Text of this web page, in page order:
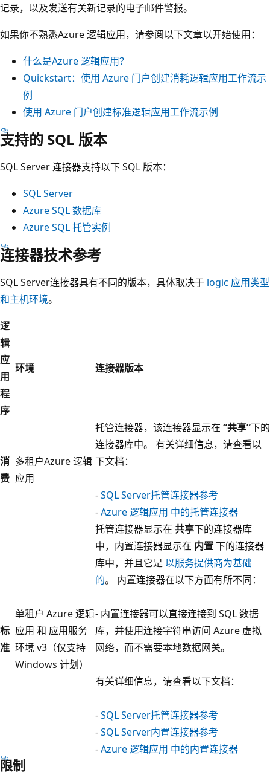
记录，以及发送有关新记录的电子邮件警报。
如果你不熟悉Azure 逻辑应用，请参阅以下文章以开始使用：
什么是Azure 逻辑应用？
Quickstart：使用 Azure 门户创建消耗逻辑应用工作流示
例
使用 Azure 门户创建标准逻辑应用工作流示例
支持的 SQL 版本
SQL Server 连接器支持以下 SQL 版本：
SQL Server
Azure SQL 数据库
Azure SQL 托管实例
连接器技术参考
SQL Server连接器具有不同的版本，具体取决于 logic 应用类型
和主机环境。
逻
辑
应
用
程
序
环境 连接器版本
消
费
多租户Azure 逻辑
应用
托管连接器，该连接器显示在 “共享”下的
连接器库中。 有关详细信息，请查看以
下文档：
-SQL Server托管连接器参考
-Azure 逻辑应用 中的托管连接器
标
准
单租户 Azure 逻辑
应用 和 应用服务
环境 v3（仅支持
Windows 计划）
托管连接器显示在 共享下的连接器库
中，内置连接器显示在 内置下的连接器
库中，并且它是 以服务提供商为基础
的。 内置连接器在以下方面有所不同：
- 内置连接器可以直接连接到 SQL 数据
库，并使用连接字符串访问 Azure 虚拟
网络，而不需要本地数据网关。
有关详细信息，请查看以下文档：
-SQL Server托管连接器参考
-SQL Server内置连接器参考
-Azure 逻辑应用 中的内置连接器
限制